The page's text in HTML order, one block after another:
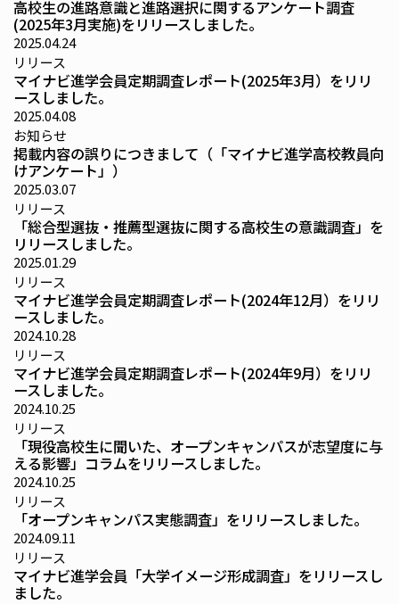
高校生の進路意識と進路選択に関するアンケート調査
(2025年3月実施)をリリースしました。
2025.04.24
リリース
マイナビ進学会員定期調査レポート(2025年3月）をリリ
ースしました。
2025.04.08
お知らせ
掲載内容の誤りにつきまして（「マイナビ進学高校教員向
けアンケート」）
2025.03.07
リリース
「総合型選抜・推薦型選抜に関する高校生の意識調査」を
リリースしました。
2025.01.29
リリース
マイナビ進学会員定期調査レポート(2024年12月）をリリ
ースしました。
2024.10.28
リリース
マイナビ進学会員定期調査レポート(2024年9月）をリリ
ースしました。
2024.10.25
リリース
「現役高校生に聞いた、オープンキャンパスが志望度に与
える影響」コラムをリリースしました。
2024.10.25
リリース
「オープンキャンパス実態調査」をリリースしました。
2024.09.11
リリース
マイナビ進学会員「大学イメージ形成調査」をリリースし
ました。